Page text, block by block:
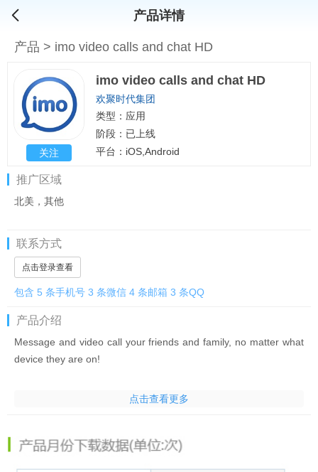
产品详情
产品 > imo video calls and chat HD
关注
imo video calls and chat HD
欢聚时代集团
类型：应用
阶段：已上线
平台：iOS,Android
推广区域
北美，其他
联系方式
点击登录查看
包含 5 条手机号 3 条微信 4 条邮箱 3 条QQ
产品介绍
Message and video call your friends and family, no matter what
device they are on!
- High-quality video and voice calls on Android and iPhone
- Group video calls with friends, family and others
点击查看更多